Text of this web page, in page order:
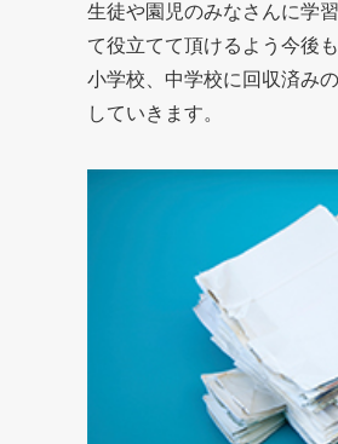
生徒や園児のみなさんに学
て役立てて頂けるよう今後
小学校、中学校に回収済み
していきます。